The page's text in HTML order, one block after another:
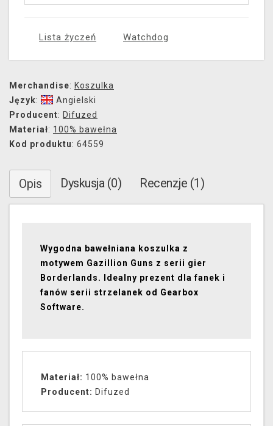
Lista życzeń Watchdog
Merchandise: Koszulka
Język:
Angielski
Producent: Difuzed
Materiał: 100% bawełna
Kod produktu: 64559
Opis Dyskusja (0) Recenzje (1)
Wygodna bawełniana koszulka z
motywem Gazillion Guns z serii gier
Borderlands. Idealny prezent dla fanek i
fanów serii strzelanek od Gearbox
Software.
Materiał: 100% bawełna
Producent: Difuzed